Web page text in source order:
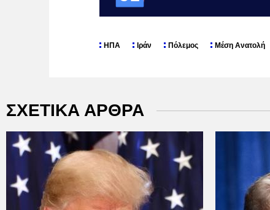
ΗΠΑ Ιράν Πόλεμος Μέση Ανατολή
ΣΧΕΤΙΚΑ ΑΡΘΡΑ